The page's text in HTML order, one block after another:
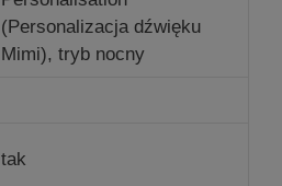
(Personalizacja dźwięku
Mimi), tryb nocny
tak